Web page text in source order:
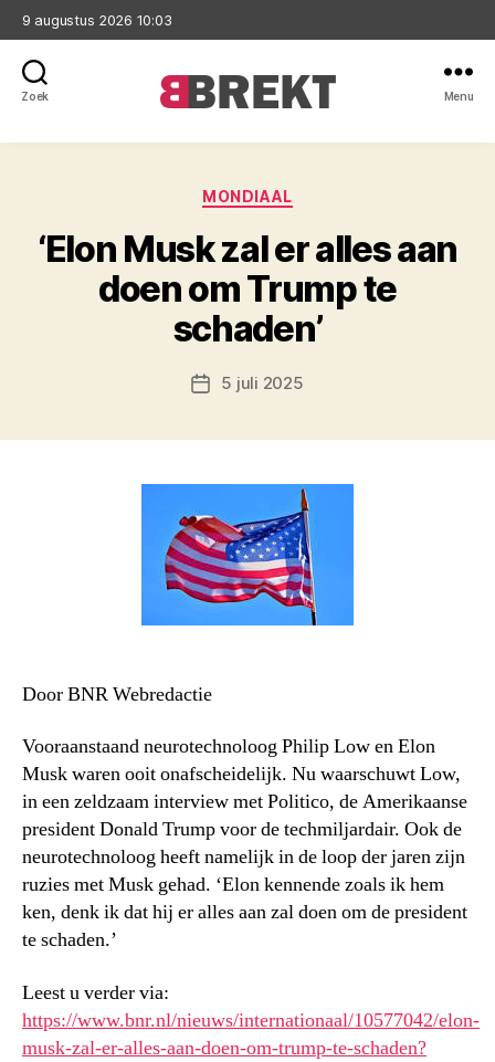
9 augustus 2026 10:03
Zoek Menu
Categorieën
MONDIAAL
‘Elon Musk zal er alles aan
doen om Trump te
schaden’
Berichtdatum
5 juli 2025
Door BNR Webredactie
Vooraanstaand neurotechnoloog Philip Low en Elon
Musk waren ooit onafscheidelijk. Nu waarschuwt Low,
in een zeldzaam interview met Politico, de Amerikaanse
president Donald Trump voor de techmiljardair. Ook de
neurotechnoloog heeft namelijk in de loop der jaren zijn
ruzies met Musk gehad. ‘Elon kennende zoals ik hem
ken, denk ik dat hij er alles aan zal doen om de president
te schaden.’
Leest u verder via:
https://www.bnr.nl/nieuws/internationaal/10577042/elon-
musk-zal-er-alles-aan-doen-om-trump-te-schaden?